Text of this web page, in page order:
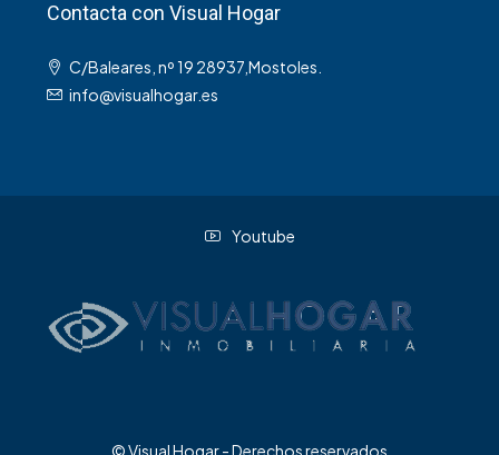
Contacta con Visual Hogar
C/Baleares, nº 19 28937,Mostoles.
info@visualhogar.es
Youtube
© Visual Hogar - Derechos reservados